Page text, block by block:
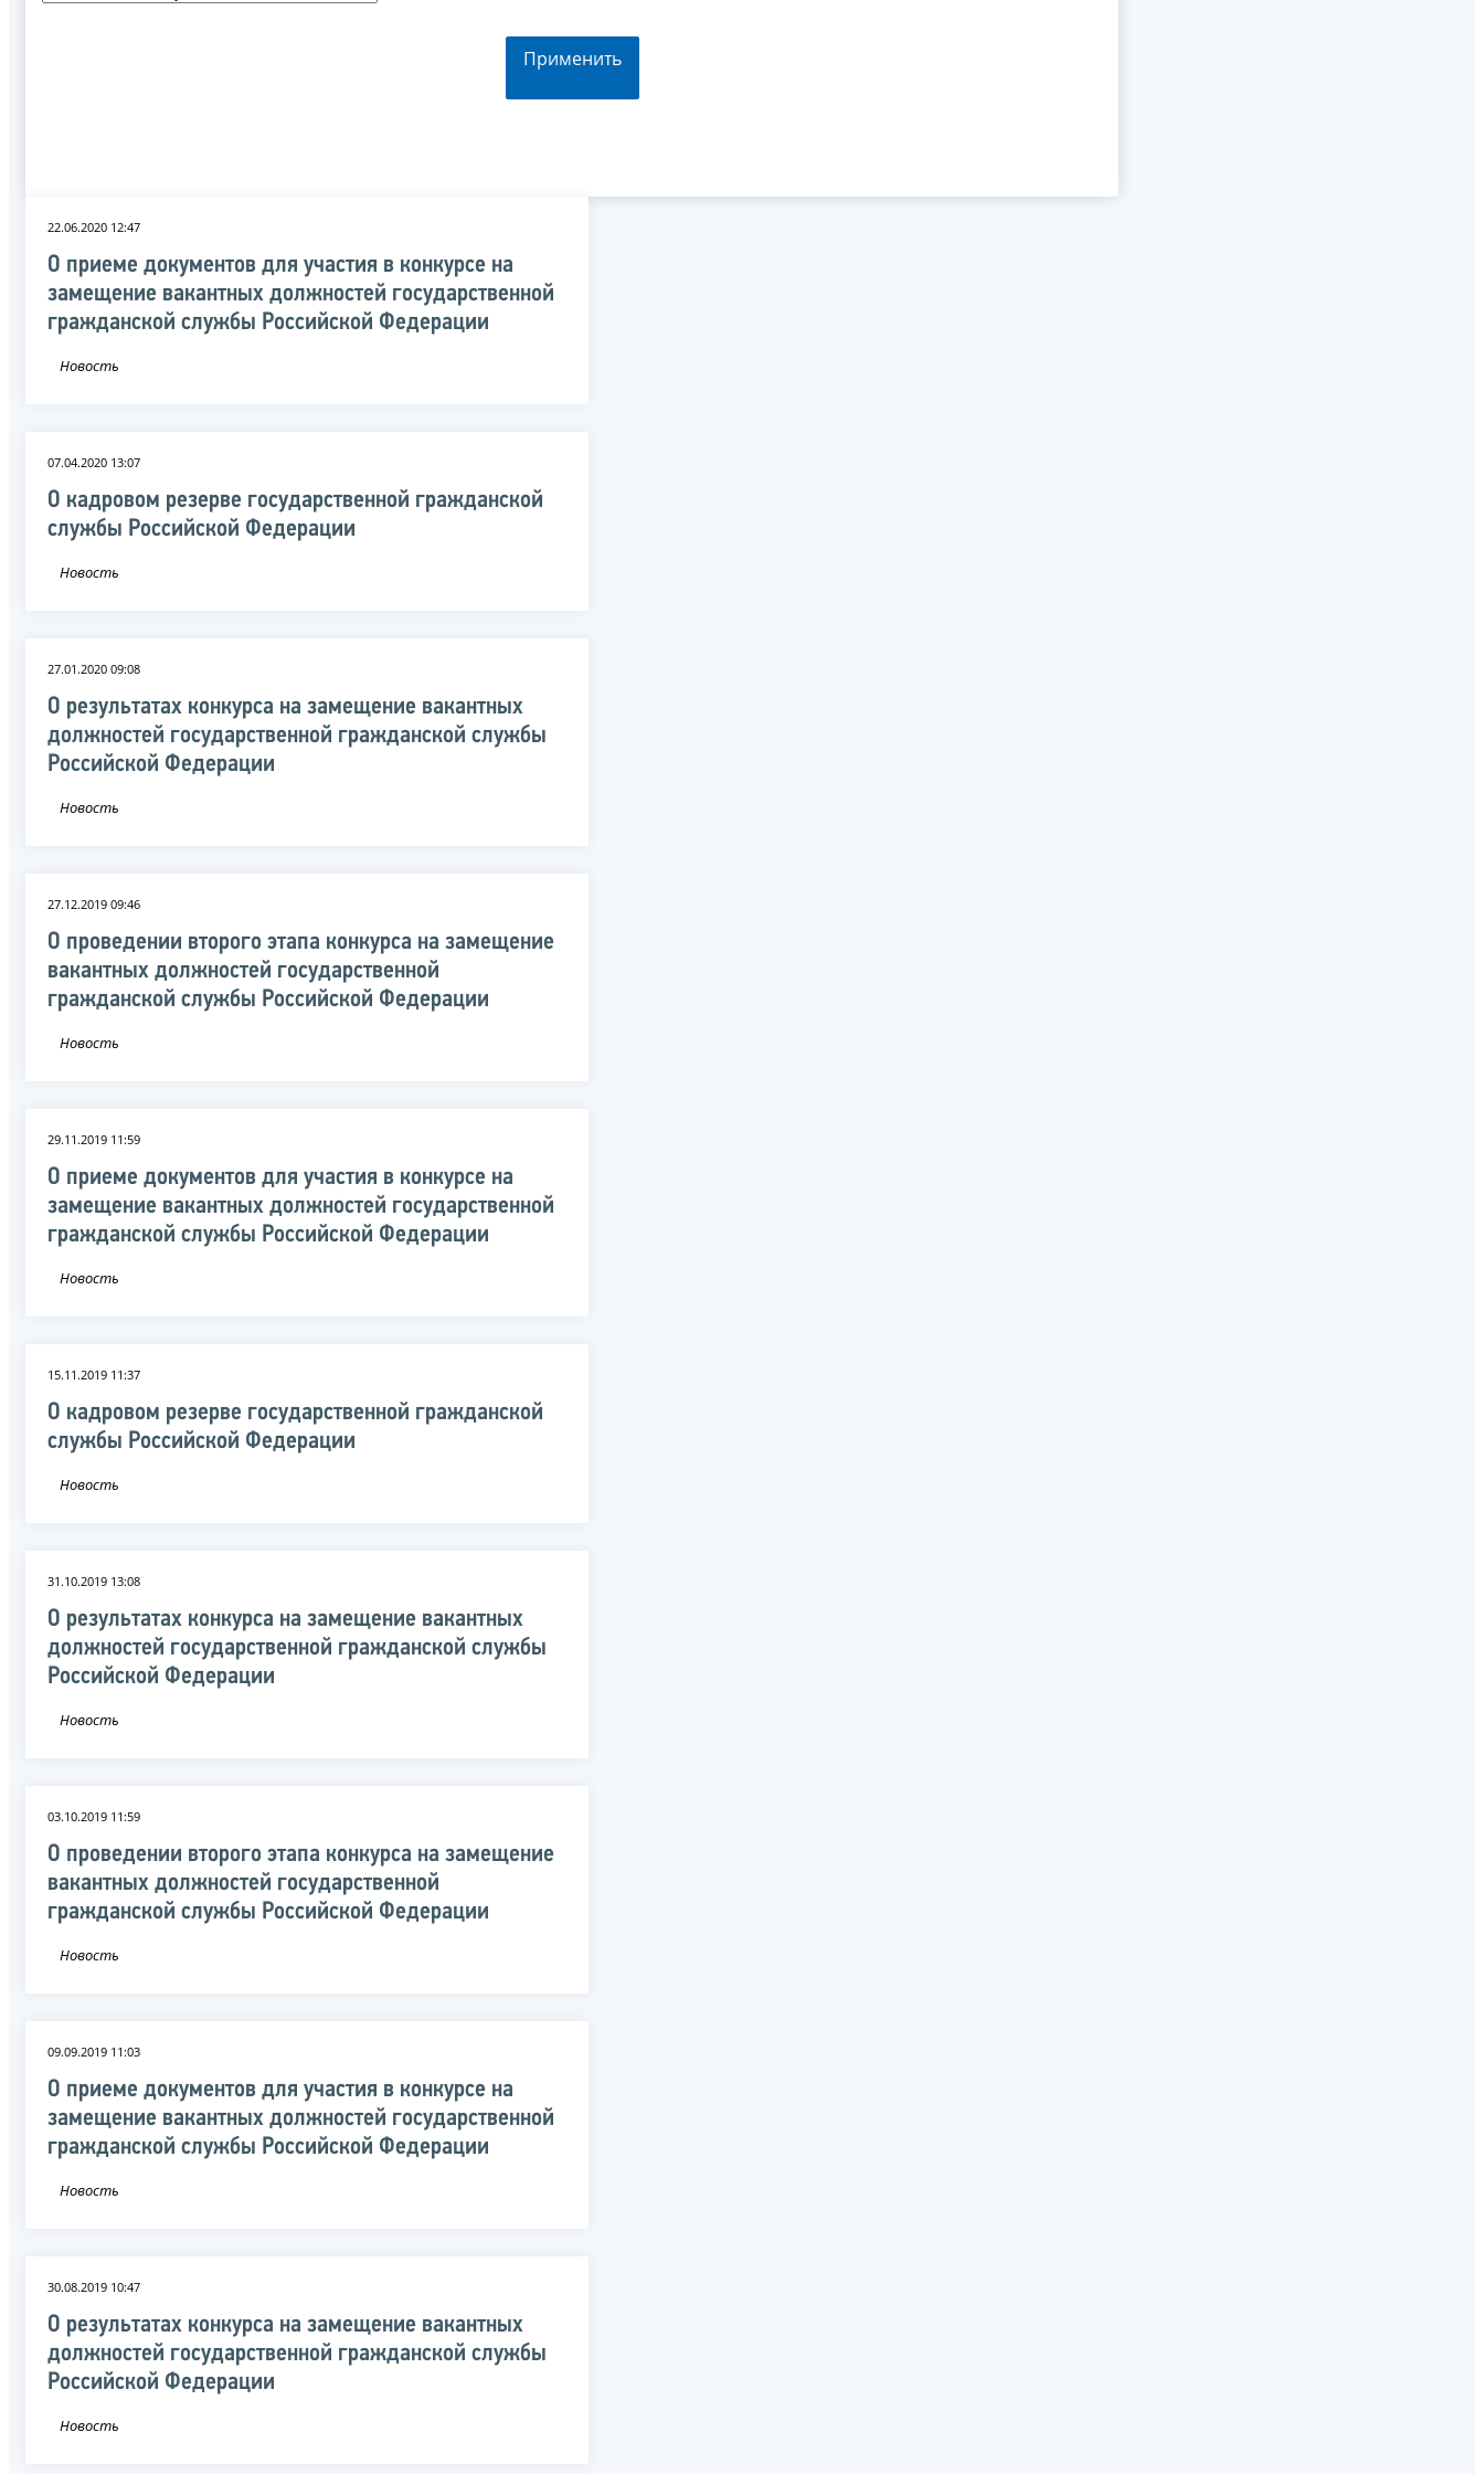
Применить
22.06.2020 12:47
О приеме документов для участия в конкурсе на
замещение вакантных должностей государственной
гражданской службы Российской Федерации
Новость
07.04.2020 13:07
О кадровом резерве государственной гражданской
службы Российской Федерации
Новость
27.01.2020 09:08
О результатах конкурса на замещение вакантных
должностей государственной гражданской службы
Российской Федерации
Новость
27.12.2019 09:46
О проведении второго этапа конкурса на замещение
вакантных должностей государственной
гражданской службы Российской Федерации
Новость
29.11.2019 11:59
О приеме документов для участия в конкурсе на
замещение вакантных должностей государственной
гражданской службы Российской Федерации
Новость
15.11.2019 11:37
О кадровом резерве государственной гражданской
службы Российской Федерации
Новость
31.10.2019 13:08
О результатах конкурса на замещение вакантных
должностей государственной гражданской службы
Российской Федерации
Новость
03.10.2019 11:59
О проведении второго этапа конкурса на замещение
вакантных должностей государственной
гражданской службы Российской Федерации
Новость
09.09.2019 11:03
О приеме документов для участия в конкурсе на
замещение вакантных должностей государственной
гражданской службы Российской Федерации
Новость
30.08.2019 10:47
О результатах конкурса на замещение вакантных
должностей государственной гражданской службы
Российской Федерации
Новость